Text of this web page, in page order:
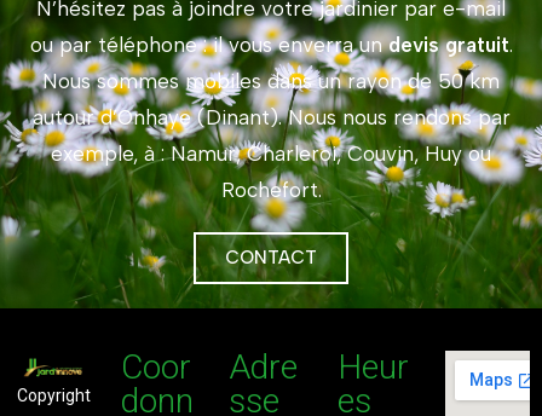
N’hésitez pas à joindre votre jardinier par e-mail
ou par téléphone : il vous enverra undevis gratuit.
Nous sommes mobiles dans un rayon de 50 km
autour d’Onhaye (Dinant). Nous nous rendons par
exemple, à : Namur, Charleroi, Couvin, Huy ou
Rochefort.
CONTACT
Copyright
Coor
donn
Adre
sse
Heur
es